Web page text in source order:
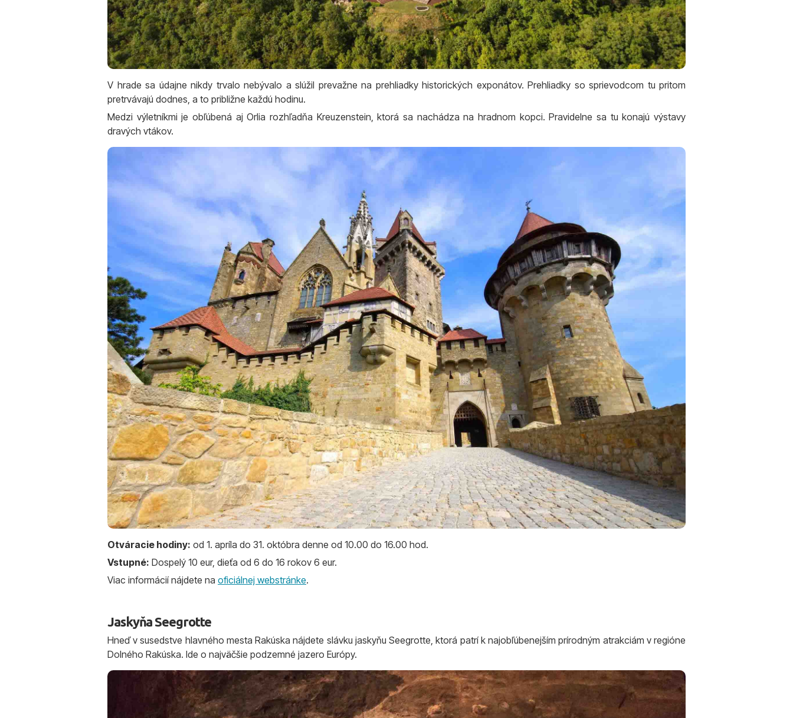
V hrade sa údajne nikdy trvalo nebývalo a slúžil prevažne na prehliadky historických exponátov. Prehliadky so sprievodcom tu pritom
pretrvávajú dodnes, a to približne každú hodinu.
Medzi výletníkmi je obľúbená aj Orlia rozhľadňa Kreuzenstein, ktorá sa nachádza na hradnom kopci. Pravidelne sa tu konajú výstavy
dravých vtákov.
Otváracie hodiny: od 1. apríla do 31. októbra denne od 10.00 do 16.00 hod.
Vstupné: Dospelý 10 eur, dieťa od 6 do 16 rokov 6 eur.
Viac informácií nájdete na oficiálnej webstránke.
Jaskyňa Seegrotte
Hneď v susedstve hlavného mesta Rakúska nájdete slávku jaskyňu Seegrotte, ktorá patrí k najobľúbenejším prírodným atrakciám v regióne
Dolného Rakúska. Ide o najväčšie podzemné jazero Európy.